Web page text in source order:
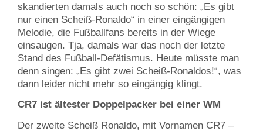
skandierten damals auch noch so schön: „Es gibt
nur einen Scheiß-Ronaldo“ in einer eingängigen
Melodie, die Fußballfans bereits in der Wiege
einsaugen. Tja, damals war das noch der letzte
Stand des Fußball-Defätismus. Heute müsste man
denn singen: „Es gibt zwei Scheiß-Ronaldos!“, was
dann leider nicht mehr so eingängig klingt.
CR7 ist ältester Doppelpacker bei einer WM
Der zweite Scheiß Ronaldo, mit Vornamen CR7 –